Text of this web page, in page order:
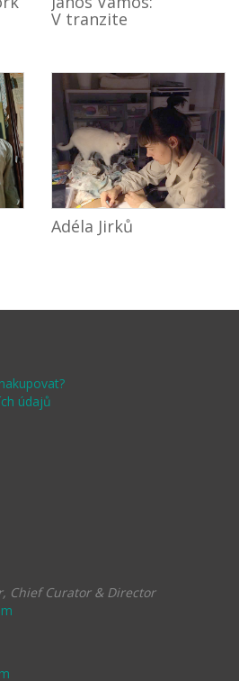
V tranzite
Adéla Jirků
údajů
Chief Curator & Director